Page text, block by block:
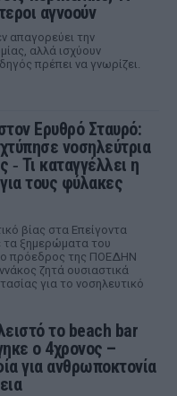
αγνοούν
απαγορεύει την
αλλά ισχύουν
πρέπει να γνωρίζει.
Ερυθρό Σταυρό:
νοσηλεύτρια
‑ Τι καταγγέλλει η
τους φύλακες
βίας στα Επείγοντα
τα ξημερώματα του
πρόεδρος της ΠΟΕΔΗΝ
ζητά ουσιαστικά
για το νοσηλευτικό
το beach bar
ο 4χρονος –
για ανθρωποκτονία